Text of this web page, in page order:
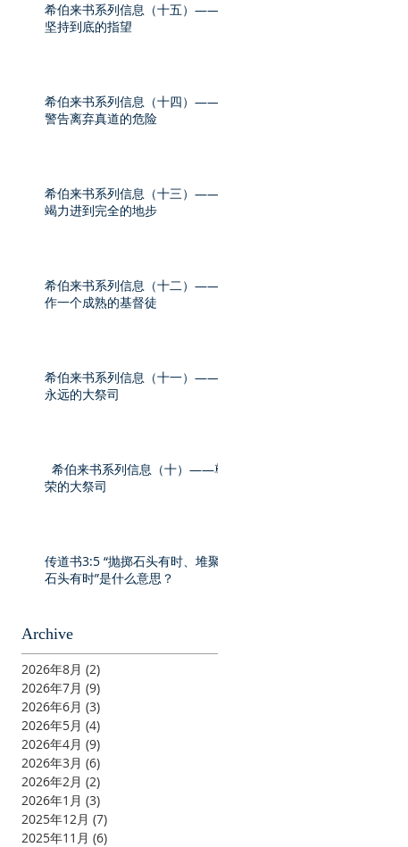
希伯来书系列信息（十五）——
坚持到底的指望
希伯来书系列信息（十四）——
警告离弃真道的危险
希伯来书系列信息（十三）——
竭力进到完全的地步
希伯来书系列信息（十二）——
作一个成熟的基督徒
希伯来书系列信息（十一）——
永远的大祭司
希伯来书系列信息（十）——尊
荣的大祭司
传道书3:5 “抛掷石头有时、堆聚
石头有时”是什么意思？
Archive
2026年8月 (2)
2026年7月 (9)
2026年6月 (3)
2026年5月 (4)
2026年4月 (9)
2026年3月 (6)
2026年2月 (2)
2026年1月 (3)
2025年12月 (7)
2025年11月 (6)